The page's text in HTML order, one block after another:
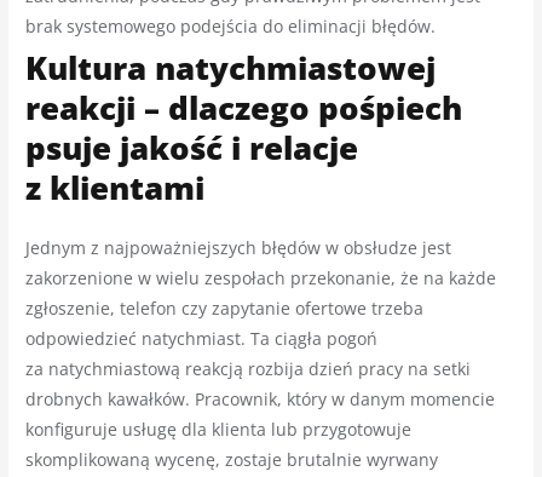
brak systemowego podejścia do eliminacji błędów.
Kultura natychmiastowej
reakcji – dlaczego pośpiech
psuje jakość i relacje
z klientami
Jednym z najpoważniejszych błędów w obsłudze jest
zakorzenione w wielu zespołach przekonanie, że na każde
zgłoszenie, telefon czy zapytanie ofertowe trzeba
odpowiedzieć natychmiast. Ta ciągła pogoń
za natychmiastową reakcją rozbija dzień pracy na setki
drobnych kawałków. Pracownik, który w danym momencie
konfiguruje usługę dla klienta lub przygotowuje
skomplikowaną wycenę, zostaje brutalnie wyrwany